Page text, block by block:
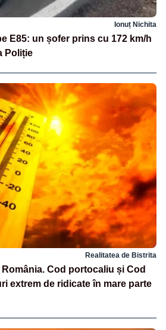
Ionuț Nichita
E85: un șofer prins cu 172 km/h
Poliție
Realitatea de Bistrita
Cod portocaliu și Cod
extrem de ridicate în mare parte